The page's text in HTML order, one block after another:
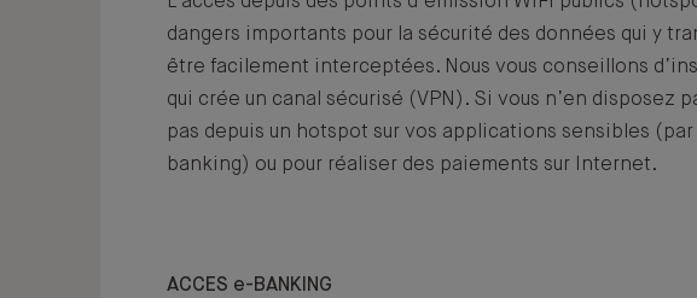
dangers importants pour la sécurité des données qui y
être facilement interceptées. Nous vous conseillons
qui crée un canal sécurisé (VPN). Si vous n’en disposez
pas depuis un hotspot sur vos applications sensibles
banking) ou pour réaliser des paiements sur Internet.
ACCES e-BANKING